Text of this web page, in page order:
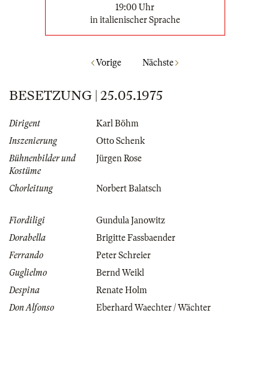
19:00 Uhr
in italienischer Sprache
Vorige Nächste
BESETZUNG | 25.05.1975
Dirigent
Karl Böhm
Inszenierung
Otto Schenk
Bühnenbilder und
Kostüme
Jürgen Rose
Chorleitung Norbert Balatsch
Fiordiligi
Gundula Janowitz
Dorabella
Brigitte Fassbaender
Ferrando
Peter Schreier
Guglielmo
Bernd Weikl
Despina
Renate Holm
Don Alfonso
Eberhard Waechter / Wächter